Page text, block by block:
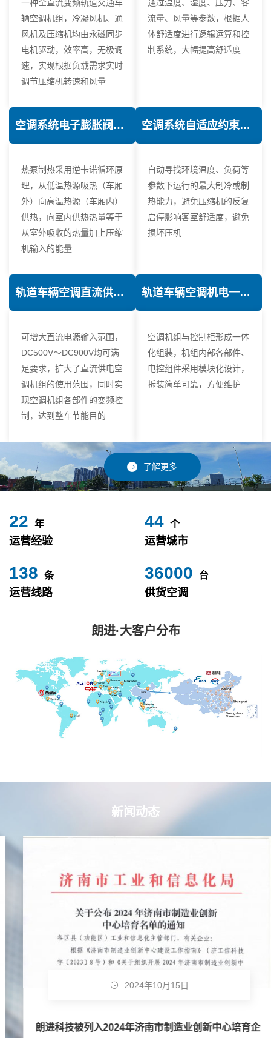
一种全直流变频轨道交通车
辆空调机组，冷凝风机、通
风机及压缩机均由永磁同步
电机驱动，效率高，无极调
速，实现根据负载需求实时
调节压缩机转速和风量
通过温度、湿度、压力、客
流量、风量等参数，根据人
体舒适度进行逻辑运算和控
制系统，大幅提高舒适度
空调系统电子膨胀阀热力学优化技术
热泵制热采用逆卡诺循环原
理，从低温热源吸热（车厢
外）向高温热源（车厢内）
供热，向室内供热热量等于
从室外吸收的热量加上压缩
机输入的能量
空调系统自适应约束控制技术
自动寻找环境温度、负荷等
参数下运行的最大制冷或制
热能力，避免压缩机的反复
启停影响客室舒适度，避免
损坏压机
轨道车辆空调直流供电技术
可增大直流电源输入范围，
DC500V～DC900V均可满
足要求，扩大了直流供电空
调机组的使用范围，同时实
现空调机组各部件的变频控
制，达到整车节能目的
轨道车辆空调机电一体化技术
空调机组与控制柜形成一体
化组装，机组内部各部件、
电控组件采用模块化设计，
拆装简单可靠，方便维护
了解更多
24 年
运营经验
49 个
运营城市
153 条
运营线路
40000 台
供货空调
朗进·大客户分布
新闻动态
2024年10月15日
朗进科技被列入2024年济南市制造业创新中心培育企